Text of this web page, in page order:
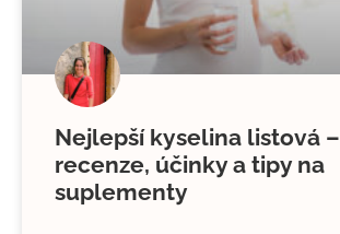
Nejlepší kyselina listová –
recenze, účinky a tipy na
suplementy